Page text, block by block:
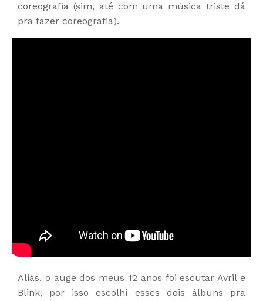
coreografia (sim, até com uma música triste dá
pra fazer coreografia).
Aliás, o auge dos meus 12 anos foi escutar Avril e
Blink, por isso escolhi esses dois álbuns pra